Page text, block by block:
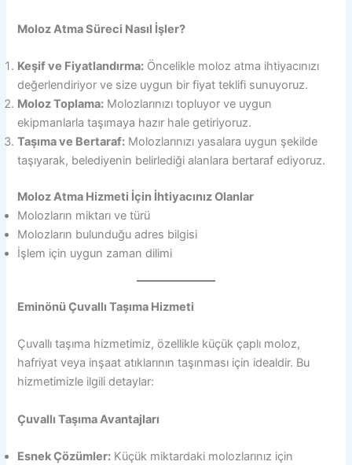
Moloz Atma Süreci Nasıl İşler?
Keşif ve Fiyatlandırma: Öncelikle moloz atma ihtiyacınızı
değerlendiriyor ve size uygun bir fiyat teklifi sunuyoruz.
Moloz Toplama: Molozlarınızı topluyor ve uygun
ekipmanlarla taşımaya hazır hale getiriyoruz.
Taşıma ve Bertaraf: Molozlarınızı yasalara uygun şekilde
taşıyarak, belediyenin belirlediği alanlara bertaraf ediyoruz.
Moloz Atma Hizmeti İçin İhtiyacınız Olanlar
Molozların miktarı ve türü
Molozların bulunduğu adres bilgisi
İşlem için uygun zaman dilimi
Eminönü Çuvallı Taşıma Hizmeti
Çuvallı taşıma hizmetimiz, özellikle küçük çaplı moloz,
hafriyat veya inşaat atıklarının taşınması için idealdir. Bu
hizmetimizle ilgili detaylar:
Çuvallı Taşıma Avantajları
Esnek Çözümler: Küçük miktardaki molozlarınız için